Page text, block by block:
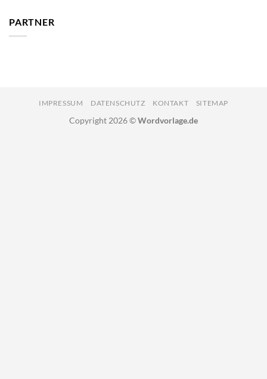
PARTNER
IMPRESSUM DATENSCHUTZ KONTAKT SITEMAP
Copyright 2026 ©Wordvorlage.de